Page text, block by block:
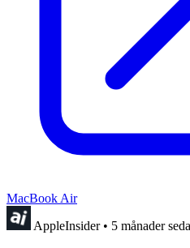
MacBook Air
AppleInsider • 5 månader